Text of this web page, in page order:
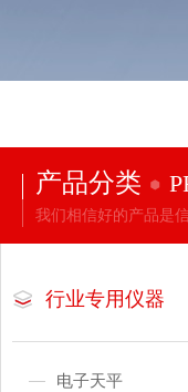
产品分类
我们相信好的产品是
行业专用仪器
电子天平